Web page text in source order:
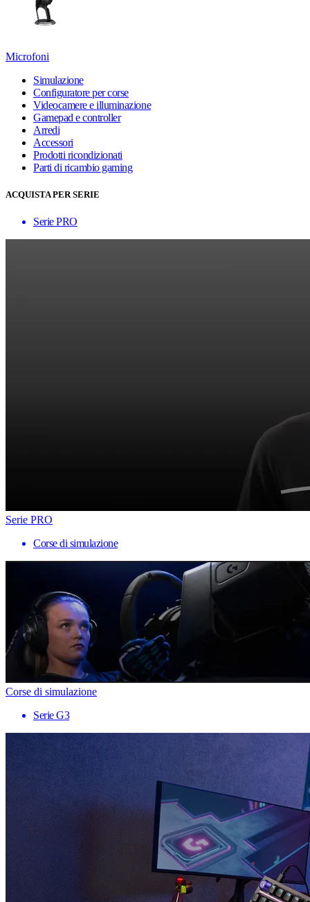
Microfoni
Simulazione
Configuratore per corse
Videocamere e illuminazione
Gamepad e controller
Arredi
Accessori
Prodotti ricondizionati
Parti di ricambio gaming
ACQUISTA PER SERIE
Serie PRO
Serie PRO
Corse di simulazione
Corse di simulazione
Serie G3